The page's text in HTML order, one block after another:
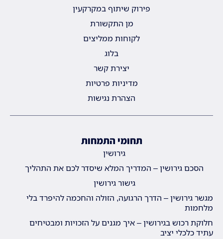
פירוק שיתוף במקרקעין
מן התקשורת
לקוחות ממליצים
בלוג
יצירת קשר
מדיניות פרטיות
הצהרת נגישות
תחומי התמחות
גירושין
הסכם גירושין – המדריך המלא שיסדר לכם את התהליך
גישור גירושין
מגשר גירושין – הדרך הרגועה, הזולה והחכמה להיפרד בלי
מלחמות
חלוקת רכוש בגירושין – איך מגנים על הזכויות ומבטיחים
עתיד כלכלי יציב